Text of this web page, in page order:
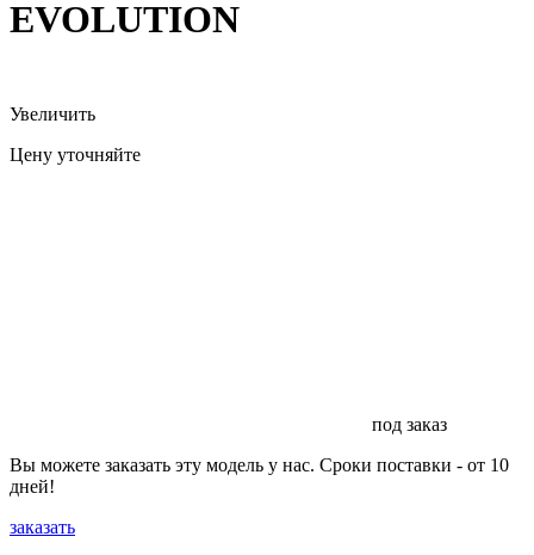
EVOLUTION
Увеличить
Цену уточняйте
под заказ
Вы можете заказать эту модель у нас. Сроки поставки - от 10
дней!
заказать